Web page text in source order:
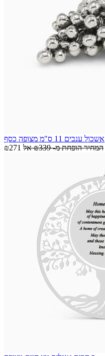
אשכול ענבים 11 ס"מ מצופה כסף
₪271
המחיר הופחת מ-₪339 אל